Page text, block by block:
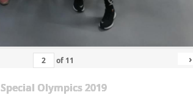
of 11 ›
Special Olympics 2019